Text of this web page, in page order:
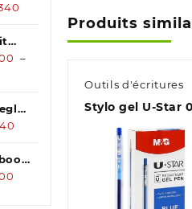
–
/ SL
Produits
Outils d'écritures
Stylo gel U-